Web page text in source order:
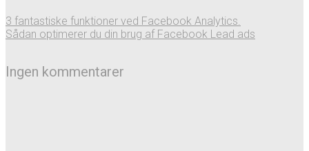
3 fantastiske funktioner ved Facebook Analytics.
Sådan optimerer du din brug af Facebook Lead ads
Ingen kommentarer